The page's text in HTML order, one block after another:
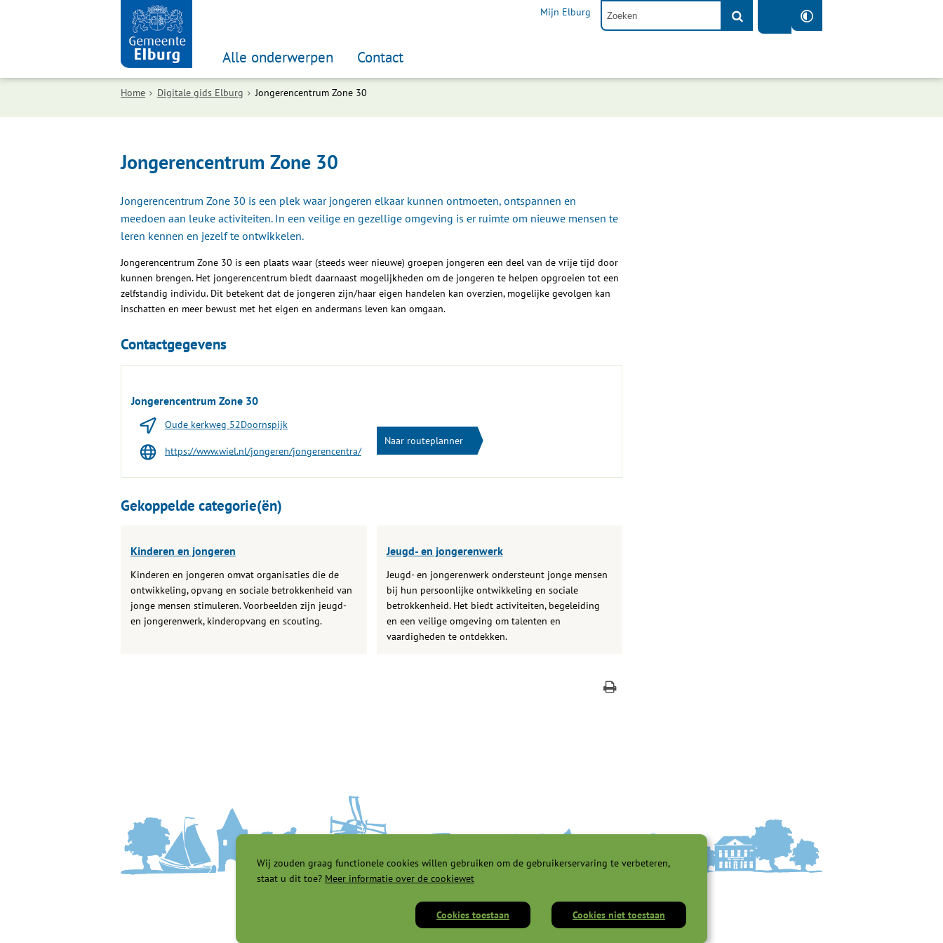
Wij zouden graag functionele cookies willen gebruiken om de gebruikerservaring te verbeteren,
staat u dit toe? Meer informatie over de cookiewet
Cookies toestaan Cookies niet toestaan
Mijn Elburg
Alle onderwerpen Contact
Home Digitale gids Elburg Jongerencentrum Zone 30
Jongerencentrum Zone 30
Jongerencentrum Zone 30 is een plek waar jongeren elkaar kunnen ontmoeten, ontspannen en
meedoen aan leuke activiteiten. In een veilige en gezellige omgeving is er ruimte om nieuwe mensen te
leren kennen en jezelf te ontwikkelen.
Jongerencentrum Zone 30 is een plaats waar (steeds weer nieuwe) groepen jongeren een deel van de vrije tijd door
kunnen brengen. Het jongerencentrum biedt daarnaast mogelijkheden om de jongeren te helpen opgroeien tot een
zelfstandig individu. Dit betekent dat de jongeren zijn/haar eigen handelen kan overzien, mogelijke gevolgen kan
inschatten en meer bewust met het eigen en andermans leven kan omgaan.
Contactgegevens
Jongerencentrum Zone 30
Oude kerkweg 52Doornspijk
https://www.wiel.nl/jongeren/jongerencentra/
Naar routeplanner
Gekoppelde categorie(ën)
Kinderen en jongeren
Kinderen en jongeren omvat organisaties die de
ontwikkeling, opvang en sociale betrokkenheid van
jonge mensen stimuleren. Voorbeelden zijn jeugd-
en jongerenwerk, kinderopvang en scouting.
Jeugd- en jongerenwerk
Jeugd- en jongerenwerk ondersteunt jonge mensen
bij hun persoonlijke ontwikkeling en sociale
betrokkenheid. Het biedt activiteiten, begeleiding
en een veilige omgeving om talenten en
vaardigheden te ontdekken.
Privacyverklaring | Cookies | Servicenormen | Proclaimer |